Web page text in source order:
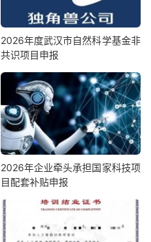
2026年度武汉市自然科学基金非
共识项目申报
2026年企业牵头承担国家科技项
目配套补贴申报